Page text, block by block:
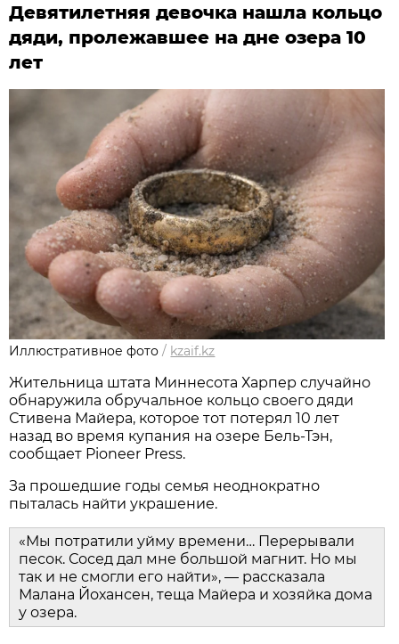
Девятилетняя девочка нашла кольцо
дяди, пролежавшее на дне озера 10
лет
Иллюстративное фото / kzaif.kz
Жительница штата Миннесота Харпер случайно
обнаружила обручальное кольцо своего дяди
Стивена Майера, которое тот потерял 10 лет
назад во время купания на озере Бель-Тэн,
сообщает Pioneer Press.
За прошедшие годы семья неоднократно
пыталась найти украшение.
«Мы потратили уйму времени… Перерывали
песок. Сосед дал мне большой магнит. Но мы
так и не смогли его найти», — рассказала
Малана Йохансен, теща Майера и хозяйка дома
у озера.